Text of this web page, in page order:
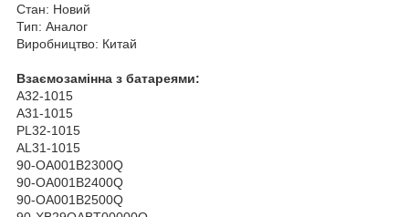
Стан: Новий
Тип: Аналог
Виробництво: Китай
Взаємозамінна з батареями:
A32-1015
A31-1015
PL32-1015
AL31-1015
90-OA001B2300Q
90-OA001B2400Q
90-OA001B2500Q